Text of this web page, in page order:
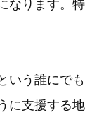
なります。特
いう誰にでも
に支援する地